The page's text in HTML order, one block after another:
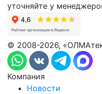
уточняйте у менеджеров.
© 2008-2026,
Компания
Новости